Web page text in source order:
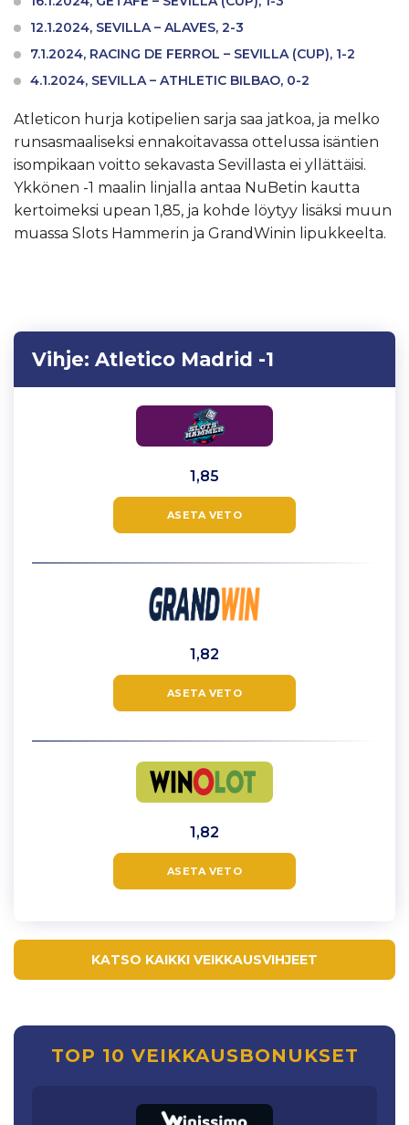
12.1.2024, SEVILLA – ALAVES, 2-3
7.1.2024, RACING DE FERROL – SEVILLA (CUP), 1-2
4.1.2024, SEVILLA – ATHLETIC BILBAO, 0-2
Atleticon hurja kotipelien sarja saa jatkoa, ja melko
runsasmaaliseksi ennakoitavassa ottelussa isäntien
isompikaan voitto sekavasta Sevillasta ei yllättäisi.
Ykkönen -1 maalin linjalla antaa NuBetin kautta
kertoimeksi upean 1,85, ja kohde löytyy lisäksi muun
muassa Slots Hammerin ja GrandWinin lipukkeelta.
Vihje: Atletico Madrid -1
1,85
ASETA VETO
1,82
ASETA VETO
1,82
ASETA VETO
KATSO KAIKKI VEIKKAUSVIHJEET
TOP 10 VEIKKAUSBONUKSET